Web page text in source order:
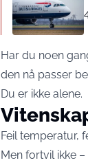
Har du noen
den nå passer
Du er ikke alene.
Feil temperatur,
Men fortvil ikke